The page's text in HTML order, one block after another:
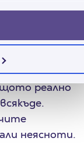
проблем
четим
да не
ако
договор
реално
неясноти.